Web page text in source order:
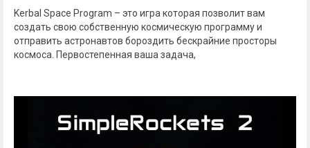
Kerbal Space Program – это игра которая позволит вам
создать свою собственную космическую программу и
отправить астронавтов бороздить бескрайние просторы
космоса. Первостепенная ваша задача,